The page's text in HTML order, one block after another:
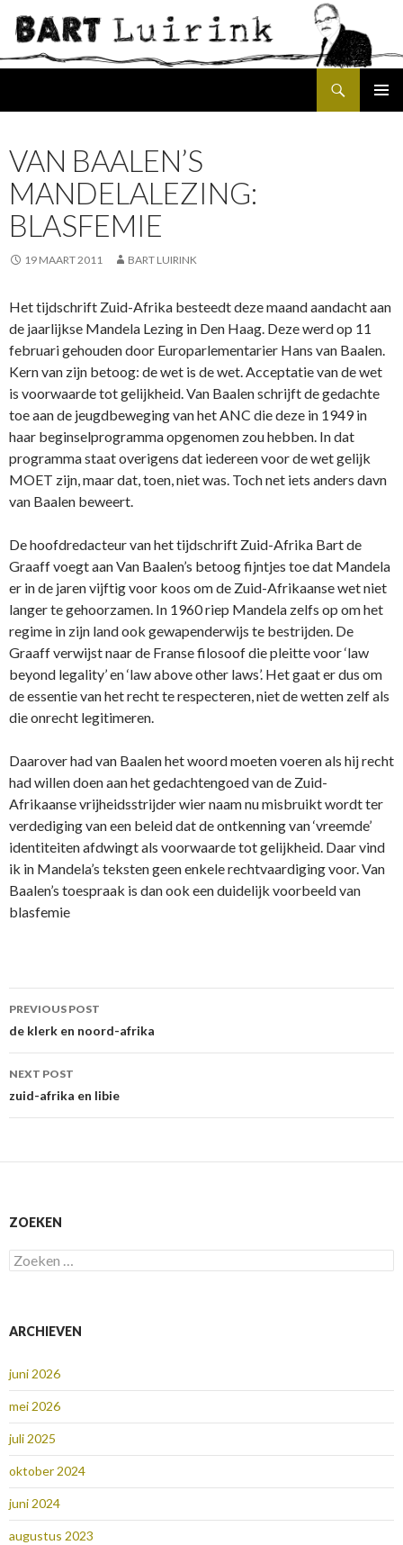
VAN BAALEN’S
MANDELALEZING:
BLASFEMIE
19 MAART 2011 BART LUIRINK
Het tijdschrift Zuid-Afrika besteedt deze maand aandacht aan
de jaarlijkse Mandela Lezing in Den Haag. Deze werd op 11
februari gehouden door Europarlementarier Hans van Baalen.
Kern van zijn betoog: de wet is de wet. Acceptatie van de wet
is voorwaarde tot gelijkheid. Van Baalen schrijft de gedachte
toe aan de jeugdbeweging van het ANC die deze in 1949 in
haar beginselprogramma opgenomen zou hebben. In dat
programma staat overigens dat iedereen voor de wet gelijk
MOET zijn, maar dat, toen, niet was. Toch net iets anders davn
van Baalen beweert.
De hoofdredacteur van het tijdschrift Zuid-Afrika Bart de
Graaff voegt aan Van Baalen’s betoog fijntjes toe dat Mandela
er in de jaren vijftig voor koos om de Zuid-Afrikaanse wet niet
langer te gehoorzamen. In 1960 riep Mandela zelfs op om het
regime in zijn land ook gewapenderwijs te bestrijden. De
Graaff verwijst naar de Franse filosoof die pleitte voor ‘law
beyond legality’ en ‘law above other laws’. Het gaat er dus om
de essentie van het recht te respecteren, niet de wetten zelf als
die onrecht legitimeren.
Daarover had van Baalen het woord moeten voeren als hij recht
had willen doen aan het gedachtengoed van de Zuid-
Afrikaanse vrijheidsstrijder wier naam nu misbruikt wordt ter
verdediging van een beleid dat de ontkenning van ‘vreemde’
identiteiten afdwingt als voorwaarde tot gelijkheid. Daar vind
ik in Mandela’s teksten geen enkele rechtvaardiging voor. Van
Baalen’s toespraak is dan ook een duidelijk voorbeeld van
blasfemie
Post
navigation
PREVIOUS POST
de klerk en noord-afrika
NEXT POST
zuid-afrika en libie
ZOEKEN
Zoeken
naar:
ARCHIEVEN
juni 2026
mei 2026
juli 2025
oktober 2024
juni 2024
augustus 2023